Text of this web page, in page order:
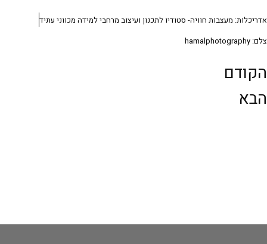
אדריכלות: מעצבות חוויה- סטודיו לתכנון ועיצוב מרחבי למידה מכווני עתיד
צלם: hamalphotography
הקודם
הבא